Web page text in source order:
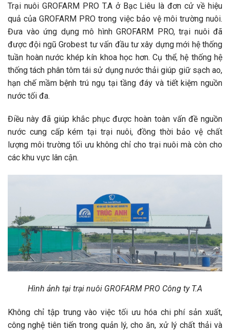
Trại nuôi GROFARM PRO T.A ở Bạc Liêu là đơn cử về hiệu
quả của GROFARM PRO trong việc bảo vệ môi trường nuôi.
Đưa vào ứng dụng mô hình GROFARM PRO, trại nuôi đã
được đội ngũ Grobest tư vấn đầu tư xây dựng mới hệ thống
tuần hoàn nước khép kín khoa học hơn. Cụ thể, hệ thống hệ
thống tách phân tôm tái sử dụng nước thải giúp giữ sạch ao,
hạn chế mầm bệnh trú ngụ tại tầng đáy và tiết kiệm nguồn
nước tối đa.
Điều này đã giúp khắc phục được hoàn toàn vấn đề nguồn
nước cung cấp kém tại trại nuôi, đồng thời bảo vệ chất
lượng môi trường tối ưu không chỉ cho trại nuôi mà còn cho
các khu vực lân cận.
Hình ảnh tại trại nuôi GROFARM PRO Công ty T.A
Không chỉ tập trung vào việc tối ưu hóa chi phí sản xuất,
công nghệ tiên tiến trong quản lý, cho ăn, xử lý chất thải và